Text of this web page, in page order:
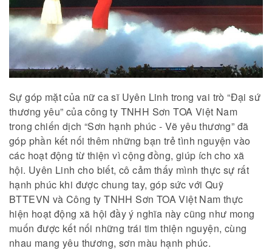
Sự góp mặt của nữ ca sĩ Uyên Linh trong vai trò “Đại sứ
thương yêu” của công ty TNHH Sơn TOA Việt Nam
trong chiến dịch “Sơn hạnh phúc - Vẽ yêu thương” đã
góp phần kết nối thêm những bạn trẻ tình nguyện vào
các hoạt động từ thiện vì cộng đồng, giúp ích cho xã
hội. Uyên Linh cho biết, cô cảm thấy mình thực sự rất
hạnh phúc khi được chung tay, góp sức với Quỹ
BTTEVN và Công ty TNHH Sơn TOA Việt Nam thực
hiện hoạt động xã hội đầy ý nghĩa này cũng như mong
muốn được kết nối những trái tim thiện nguyện, cùng
nhau mang yêu thương, sơn màu hạnh phúc.